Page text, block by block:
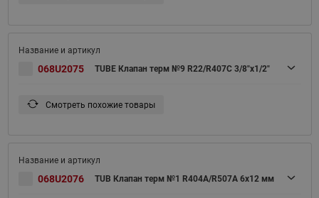
068U2075 TUBE Клапан терм №9 R22/R407C 3/8"x1/2"
Смотреть похожие товары
068U2076 TUB Клапан терм №1 R404A/R507A 6x12 мм